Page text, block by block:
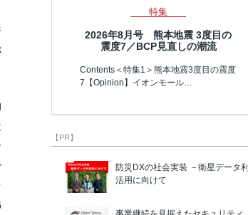
特集
2026年8月号 熊本地震 3度目の
震度7／BCP見直しの潮流
Contents＜特集1＞熊本地震3度目の震度
7【Opinion】イオンモール…
【PR】
防災DXの社会実装 －衛星データ利
活用に向けて